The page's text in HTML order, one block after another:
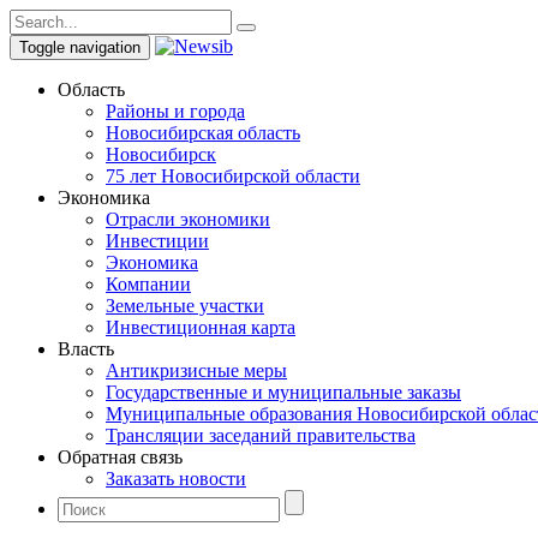
Toggle navigation
Область
Районы и города
Новосибирская область
Новосибирск
75 лет Новосибирской области
Экономика
Отрасли экономики
Инвестиции
Экономика
Компании
Земельные участки
Инвестиционная карта
Власть
Антикризисные меры
Государственные и муниципальные заказы
Муниципальные образования Новосибирской
Трансляции заседаний правительства
Обратная связь
Заказать новости